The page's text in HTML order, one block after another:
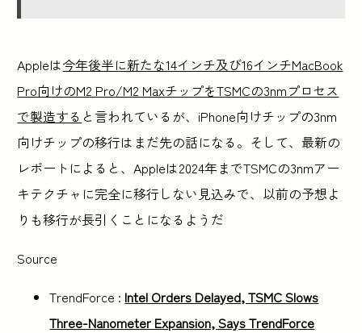
Appleは今年後半に新たな14インチ及び16インチMacBook
Pro向けのM2 Pro/M2 MaxチップをTSMCの3nmプロセス
で製造する と言われているが、iPhone向けチップの3nm
向けチップの移行はまだ先の話になる。そして、最新の
レポートによると、Appleは2024年までTSMCの3nmアー
キテクチャに完全に移行しない見込みで、以前の予想よ
りも移行が長引くことになるようだ
Source
TrendForce : Intel Orders Delayed, TSMC Slows
Three-Nanometer Expansion, Says TrendForce